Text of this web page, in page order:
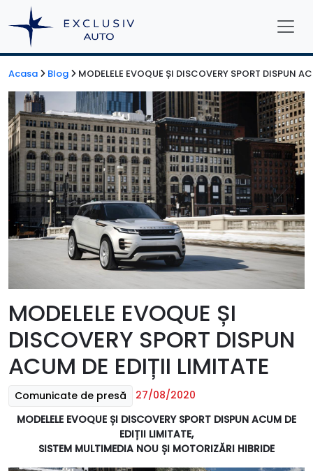
Acasa Blog MODELELE EVOQUE ȘI DISCOVERY SPORT DISPUN
MODELELE EVOQUE ȘI
DISCOVERY SPORT DISPUN
ACUM DE EDIȚII LIMITATE
Comunicate de presă
27/08/2020
MODELELE EVOQUE ȘI DISCOVERY SPORT DISPUN ACUM DE
EDIȚII LIMITATE,
SISTEM MULTIMEDIA NOU ȘI MOTORIZĂRI HIBRIDE